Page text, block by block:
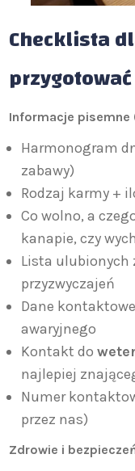
Checklista
Informacje pisemne
Harmonogram
zabawy)
Rodzaj karmy +
Co wolno, a
kanapie, czy
Lista ulubionych
przyzwyczajeń
Dane
awaryjnego
Kontakt do
najlepiej
Numer
przez nas)
Zdrowie i